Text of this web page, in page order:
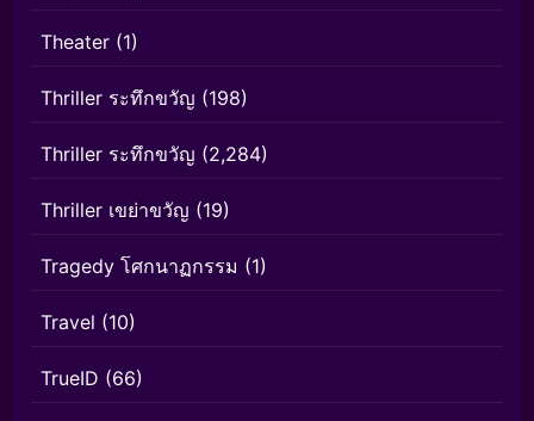
Theater (1)
Thriller ระทึกขวัญ (198)
Thriller ระทึกขวัญ (2,284)
Thriller เขย่าขวัญ (19)
Tragedy โศกนาฏกรรม (1)
Travel (10)
TrueID (66)